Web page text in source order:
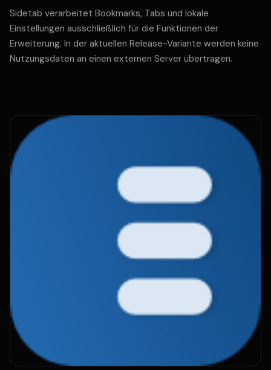
Sidetab verarbeitet Bookmarks, Tabs und lokale
Einstellungen ausschließlich für die Funktionen der
Erweiterung. In der aktuellen Release-Variante werden keine
Nutzungsdaten an einen externen Server übertragen.